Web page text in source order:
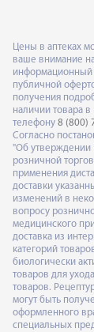
Цены в аптеках
ваше внимание
информационный
публичной
получения
наличии товара
телефону 8 (800)
Согласно
"Об утверждении
розничной
применения
доставки
изменений в
вопросу
медицинского
доставка из
категорий
биологически
товаров для
товаров.
могут быть
оформленного
специальных